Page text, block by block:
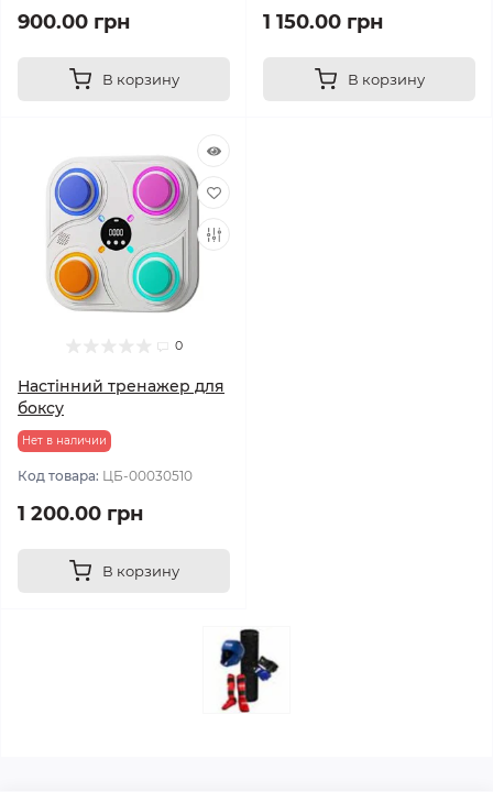
900.00 грн
В корзину
1 150.00 грн
В корзину
0
Настінний тренажер для
боксу
Нет в наличии
Код товара: ЦБ-00030510
1 200.00 грн
В корзину